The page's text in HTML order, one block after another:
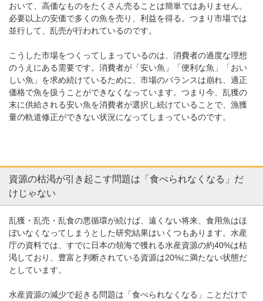
おいて、高価なものをたくさん売ることは簡単ではありません。
必要以上の安価で多くの魚を売り、利益を得る。つまり市場では
並行して、乱売が行われているのです。
こうした市場をつくってしまっているのは、消費者の過度な理想
のうえにある需要です。消費者が「安い魚」「便利な魚」「おい
しい魚」を求め続けているために、市場のバランスは崩れ、適正
価格で魚を扱うことができなくなっています。つまり今、乱獲の
末に供給される安い魚を消費者が選択し続けていることで、漁獲
量の軌道修正ができない状況になってしまっているのです。
資源の枯渇が引き起こす問題は「食べられなくなる」だ
けじゃない
乱獲・乱売・乱食の悪循環が続けば、遠くない将来、食用魚はほ
ぼいなくなってしまうとした研究結果はいくつもあります。水産
庁の資料では、すでに日本の領海で獲れる水産資源の約40%は枯
渇しており、豊富と判断されている資源は20%に満たない状態だ
としています。
水産資源の減少で起きる問題は「食べられなくなる」ことだけで